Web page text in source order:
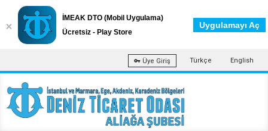
Üye Giriş Türkçe English
İMEAK DTO (Mobil Uygulama)
Ücretsiz - Play Store
Uygulamayı Aç